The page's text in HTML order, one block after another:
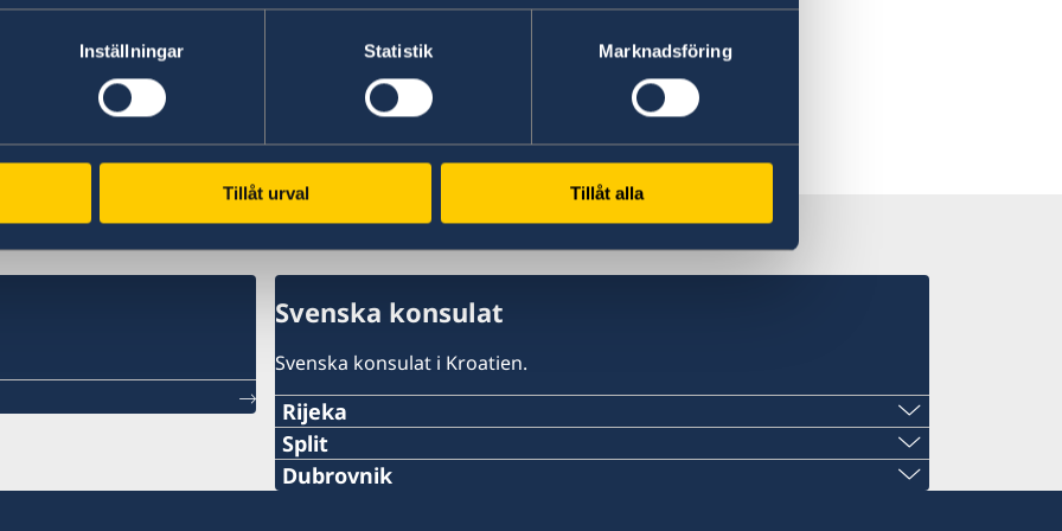
Inställningar Statistik Marknadsföring
Tillåt urval Tillåt alla
Svenska konsulat
Svenska konsulat i Kroatien.
Rijeka
Telefon:
+385 51 212 287
Split
Telefon:
Dubrovnik